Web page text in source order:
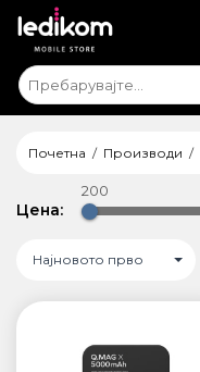
Почетна Производи
Цена:
200
Најновото прво